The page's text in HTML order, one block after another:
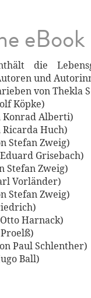
eBook
die
und
von Thekla
Köpke)
Konrad Alberti)
Ricarda Huch)
Stefan Zweig)
Grisebach)
Stefan Zweig)
Vorländer)
Stefan Zweig)
Harnack)
Paul Schlenther)
Ball)